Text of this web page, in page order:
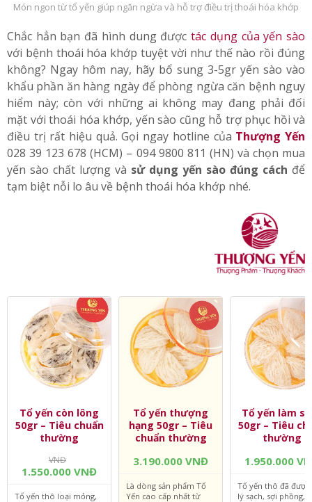
Món ngon từ tổ yến giúp ngăn ngừa và hỗ trợ điều trị thoái hóa khớp
Chắc hẳn bạn đã hình dung đượctác dụng của yến sào
với bệnh thoái hóa khớp tuyệt vời như thế nào rồi đúng
không? Ngay hôm nay, hãy bổ sung 3-5gr yến sào vào
khẩu phần ăn hàng ngày để phòng ngừa căn bệnh nguy
hiểm này; còn với những ai không may đang phải đối
mặt với thoái hóa khớp, yến sào cũng hỗ trợ phục hồi và
điều trị rất hiệu quả. Gọi ngay hotline củaThượng Yến
028 39 123 678 (HCM) – 094 9800 811 (HN) và chọn mua
sử dụng yến sào đúng cách
tạm biệt nỗi lo âu về bệnh thoái hóa khớp nhé.
50gr – Tiêu chuẩn
thường
hạng 50gr – Tiêu
50gr – Tiêu